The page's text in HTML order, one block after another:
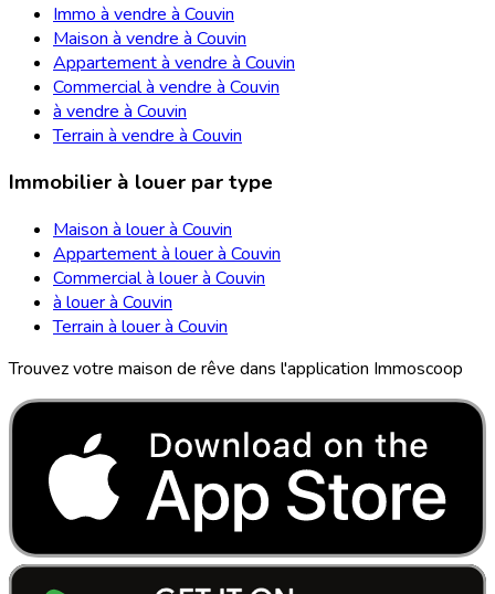
Immo à vendre à Couvin
Maison à vendre à Couvin
Appartement à vendre à Couvin
Commercial à vendre à Couvin
à vendre à Couvin
Terrain à vendre à Couvin
Immobilier à louer par type
Maison à louer à Couvin
Appartement à louer à Couvin
Commercial à louer à Couvin
à louer à Couvin
Terrain à louer à Couvin
Trouvez votre maison de rêve dans l'application Immoscoop